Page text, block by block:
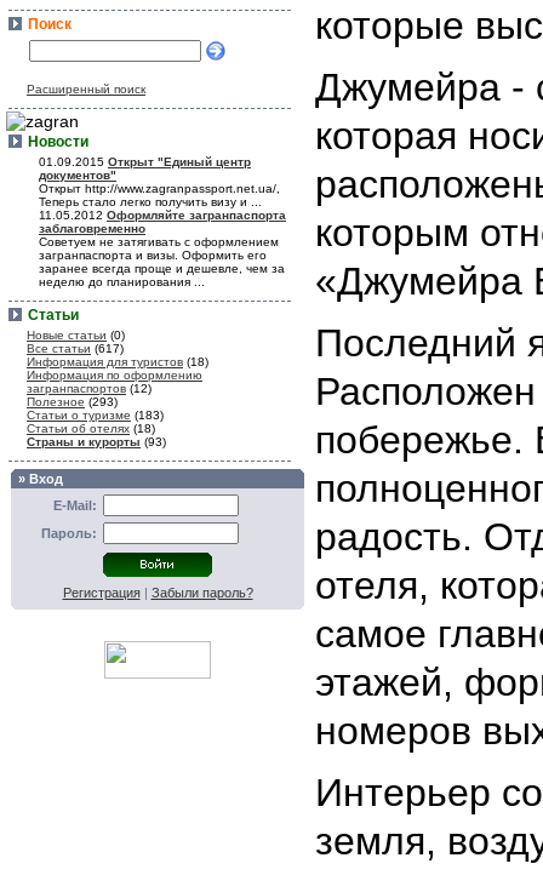
Поиск
Расширенный поиск
Новости
01.09.2015 Открыт "Единый центр
документов"
Открыт http://www.zagranpassport.net.ua/,
Теперь стало легко получить визу и ...
11.05.2012 Оформляйте загранпаспорта
заблаговременно
Советуем не затягивать с оформлением
загранпаспорта и визы. Оформить его
заранее всегда проще и дешевле, чем за
неделю до планирования ...
Статьи
Новые статьи (0)
Все статьи (617)
Информация для туристов (18)
Информация по оформлению
загранпаспортов (12)
Полезное (293)
Статьи о туризме (183)
Статьи об отелях (18)
Страны и курорты (93)
» Вход
E-Mail:
Пароль:
Регистрация| Забыли пароль?
которые
Джумейра -
которая
которым
«Джумейра
Последний
побережье.
радость.
отеля,
самое
этажей,
номеров
Интерьер
земля,